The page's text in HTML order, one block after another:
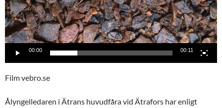
00:00 00:11
Film vebro.se
Ålyngelledaren i Ätrans huvudfåra vid Ätrafors har enligt